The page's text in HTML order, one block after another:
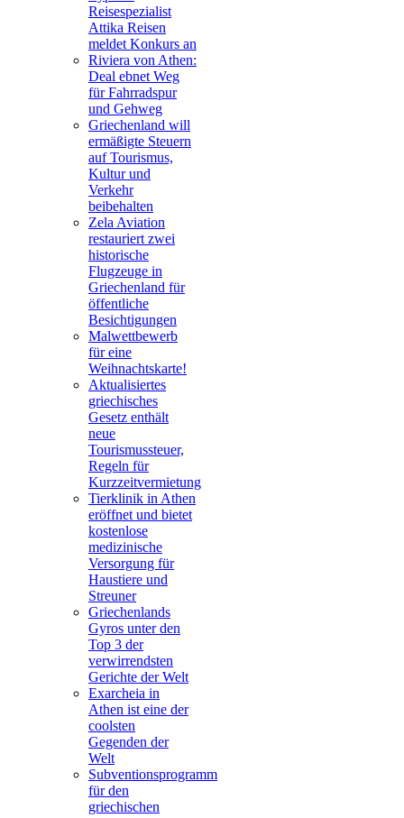
Reisespezialist
Attika Reisen
meldet Konkurs an
Riviera von Athen:
Deal ebnet Weg
für Fahrradspur
und Gehweg
Griechenland will
ermäßigte Steuern
auf Tourismus,
Kultur und
Verkehr
beibehalten
Zela Aviation
restauriert zwei
historische
Flugzeuge in
Griechenland für
öffentliche
Besichtigungen
Malwettbewerb
für eine
Weihnachtskarte!
Aktualisiertes
griechisches
Gesetz enthält
neue
Tourismussteuer,
Regeln für
Kurzzeitvermietung
Tierklinik in Athen
eröffnet und bietet
kostenlose
medizinische
Versorgung für
Haustiere und
Streuner
Griechenlands
Gyros unter den
Top 3 der
verwirrendsten
Gerichte der Welt
Exarcheia in
Athen ist eine der
coolsten
Gegenden der
Welt
Subventionsprogramm
für den
griechischen